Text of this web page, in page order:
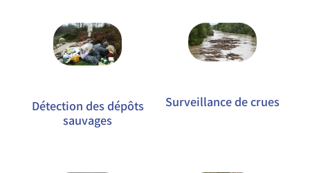
Détection des dépôts
sauvages
Surveillance de crues